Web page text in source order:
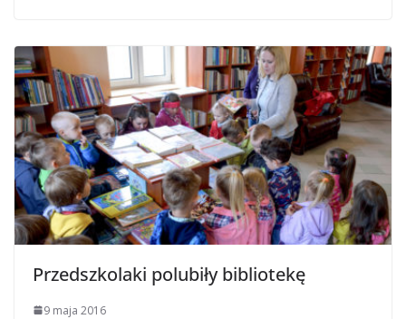
Przedszkolaki polubiły bibliotekę
9 maja 2016